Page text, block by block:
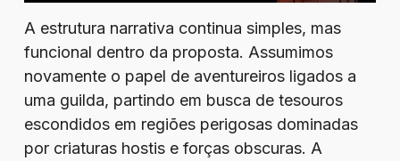
A estrutura narrativa continua simples, mas
funcional dentro da proposta. Assumimos
novamente o papel de aventureiros ligados a
uma guilda, partindo em busca de tesouros
escondidos em regiões perigosas dominadas
por criaturas hostis e forças obscuras. A